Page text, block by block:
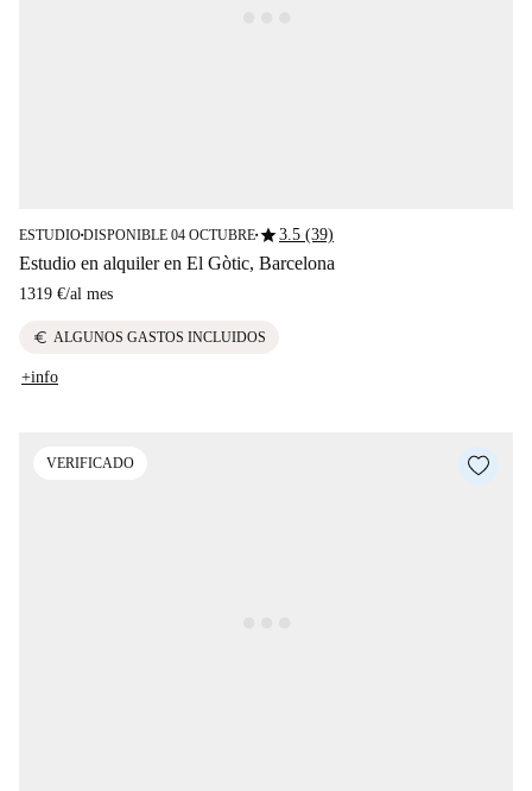
ESTUDIO■DISPONIBLE 04 OCTUBRE■star3.5 (39)
Estudio en alquiler en El Gòtic, Barcelona
1319 €/al mes
euro ALGUNOS GASTOS INCLUIDOS
+info
VERIFICADO